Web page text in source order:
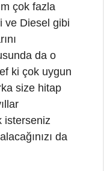
çok fazla
ve Diesel gibi
da o
ki çok uygun
size hitap
isterseniz
da